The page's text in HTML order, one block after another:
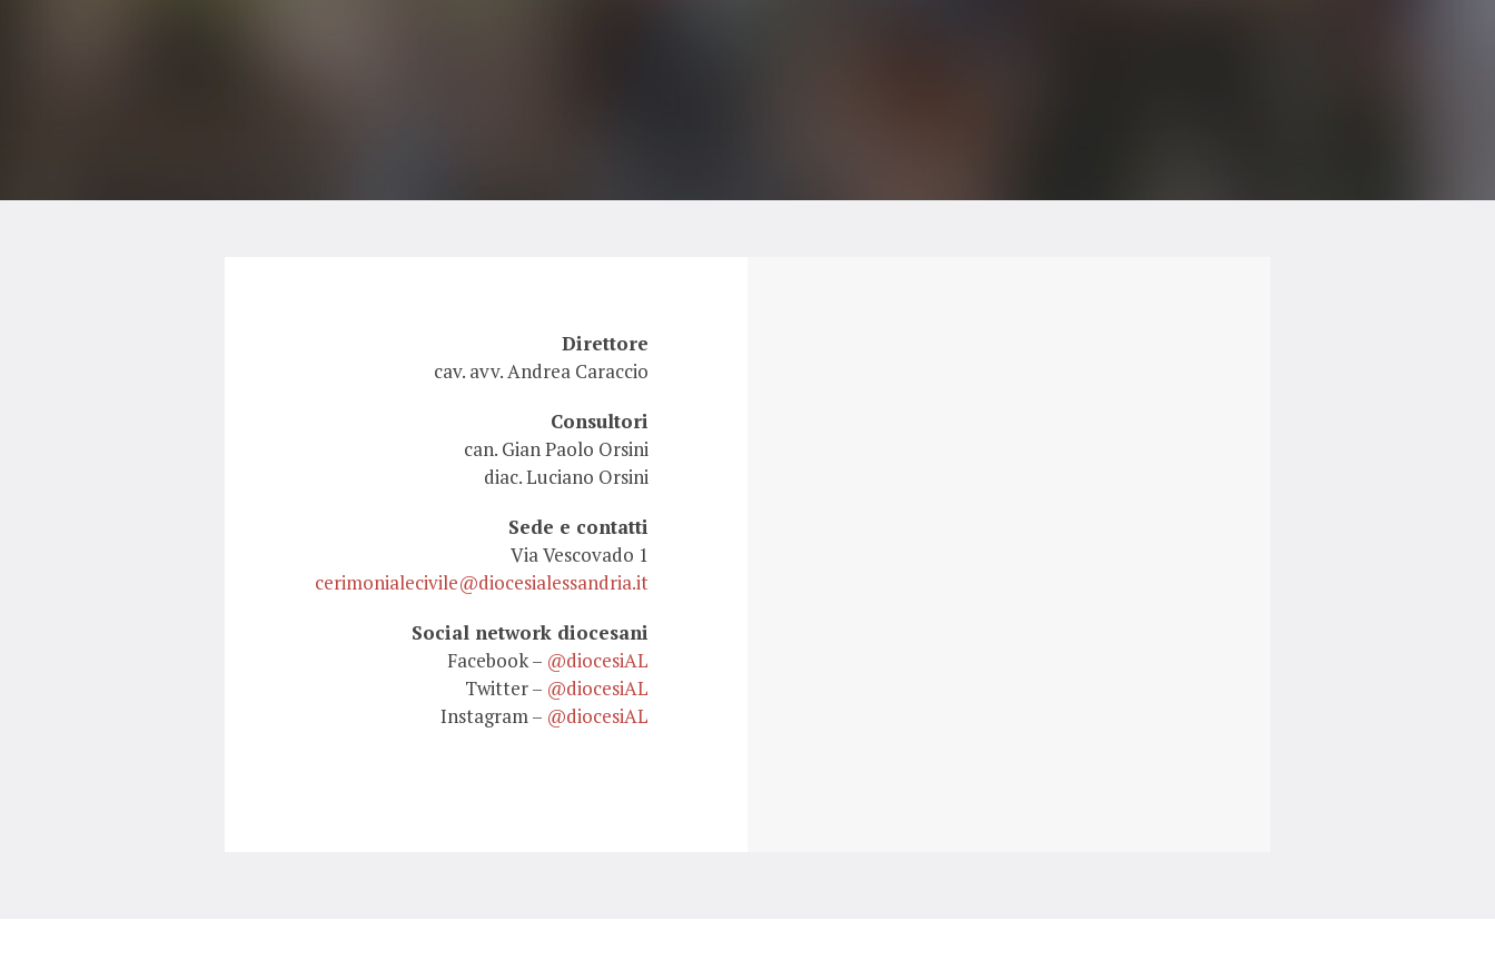
Direttore
cav. avv. Andrea Caraccio
Consultori
can. Gian Paolo Orsini
diac. Luciano Orsini
Sede e contatti
Via Vescovado 1
cerimonialecivile@diocesialessandria.it
Social network diocesani
Facebook – @diocesiAL
Twitter – @diocesiAL
Instagram – @diocesiAL